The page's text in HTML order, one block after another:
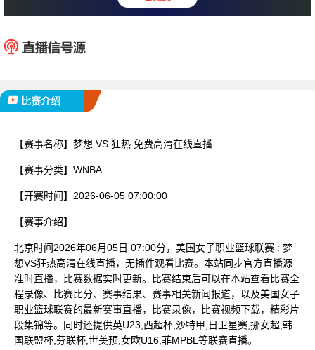
梦想 0 : 0 狂
比赛介绍
【赛事名称】 梦想 VS 狂热 免费高清在线直播
【赛事分类】 WNBA
【开赛时间】 2026-06-05 07:00:00
【赛事介绍】
北京时间2026年06月05日 07:00分，美国女子职业篮球联赛 : 梦
想VS狂热高清在线直播，无插件观看比赛。本站同步官方直播源
准时直播，比赛数据实时更新。比赛结束后可以在本站查看比赛全
程录像、比赛比分、赛事结果、赛事相关新闻报道，以及美国女子
职业篮球联赛的最新赛事直播，比赛录像，比赛视频下载，精彩片
段集锦等。同时还提供英U23,西超杯,沙特甲,日卫星赛,挪女超,韩
国联盟杯,芬联杯,世美预,女欧U16,菲MPBL等联赛直播。